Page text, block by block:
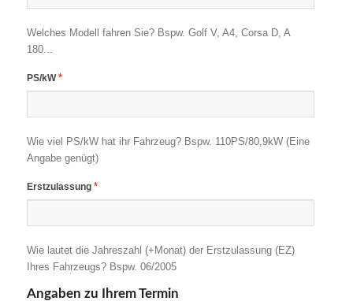
Welches Modell fahren Sie? Bspw. Golf V, A4, Corsa D, A
180...
PS/kW*
Wie viel PS/kW hat ihr Fahrzeug? Bspw. 110PS/80,9kW (Eine
Angabe genügt)
Erstzulassung *
Wie lautet die Jahreszahl (+Monat) der Erstzulassung (EZ)
Ihres Fahrzeugs? Bspw. 06/2005
Angaben zu Ihrem Termin